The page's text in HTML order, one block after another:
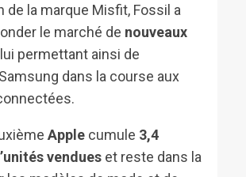
de la marque Misfit, Fossil a
le marché de nouveaux
lui permettant ainsi de
dans la course aux
Applecumule 3,4
vendueset reste dans la